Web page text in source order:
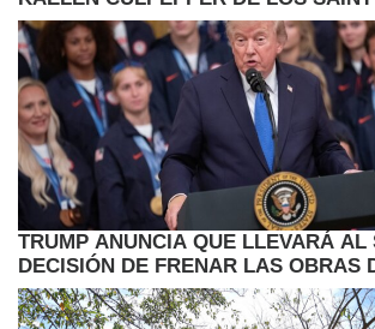
TRUMP ANUNCIA QUE LLEVARÁ AL
DECISIÓN DE FRENAR LAS OBRAS
BAILE